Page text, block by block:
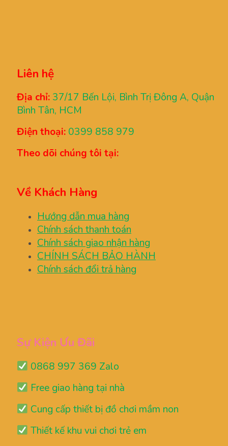
Liên hệ
Địa chỉ: 37/17 Bến Lội, Bình Trị Đông A, Quận
Bình Tân, HCM
Điện thoại: 0399 858 979
Theo dõi chúng tôi tại:
Về Khách Hàng
Hướng dẫn mua hàng
Chính sách thanh toán
Chính sách giao nhận hàng
CHÍNH SÁCH BẢO HÀNH
Chính sách đổi trả hàng
Sự Kiện Ưu Đãi
0868 997 369 Zalo
Free giao hàng tại nhà
Cung cấp thiết bị đồ chơi mầm non
Thiết kế khu vui chơi trẻ em